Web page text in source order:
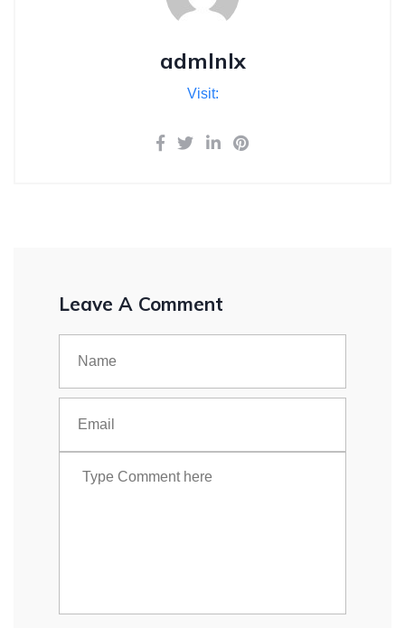
admlnlx
Visit:
Leave A Comment